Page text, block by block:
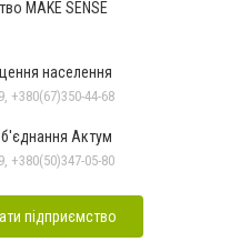
MAKE SENSE
населення
+380(67)350-44-68
Актум
+380(50)347-05-80
підприємство